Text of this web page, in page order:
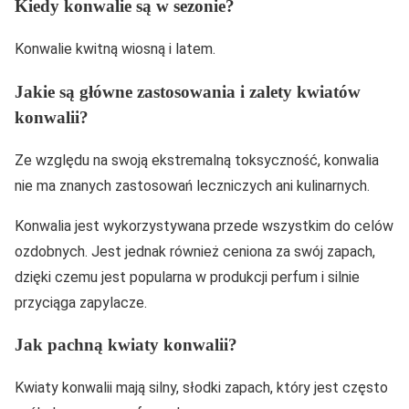
Kiedy konwalie są w sezonie?
Konwalie kwitną wiosną i latem.
Jakie są główne zastosowania i zalety kwiatów
konwalii?
Ze względu na swoją ekstremalną toksyczność, konwalia
nie ma znanych zastosowań leczniczych ani kulinarnych.
Konwalia jest wykorzystywana przede wszystkim do celów
ozdobnych. Jest jednak również ceniona za swój zapach,
dzięki czemu jest popularna w produkcji perfum i silnie
przyciąga zapylacze.
Jak pachną kwiaty konwalii?
Kwiaty konwalii mają silny, słodki zapach, który jest często